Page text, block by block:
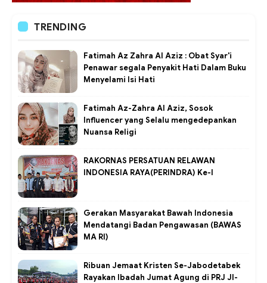
TRENDING
Fatimah Az Zahra Al Aziz : Obat Syar'i
Penawar segala Penyakit Hati Dalam Buku
Menyelami Isi Hati
Fatimah Az-Zahra Al Aziz, Sosok
Influencer yang Selalu mengedepankan
Nuansa Religi
RAKORNAS PERSATUAN RELAWAN
INDONESIA RAYA(PERINDRA) Ke-I
Gerakan Masyarakat Bawah Indonesia
Mendatangi Badan Pengawasan (BAWAS
MA RI)
Ribuan Jemaat Kristen Se-Jabodetabek
Rayakan Ibadah Jumat Agung di PRJ JI-